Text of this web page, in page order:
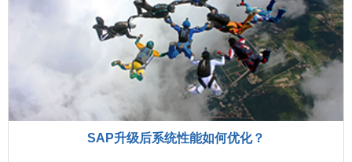
SAP升级后系统性能如何优化？